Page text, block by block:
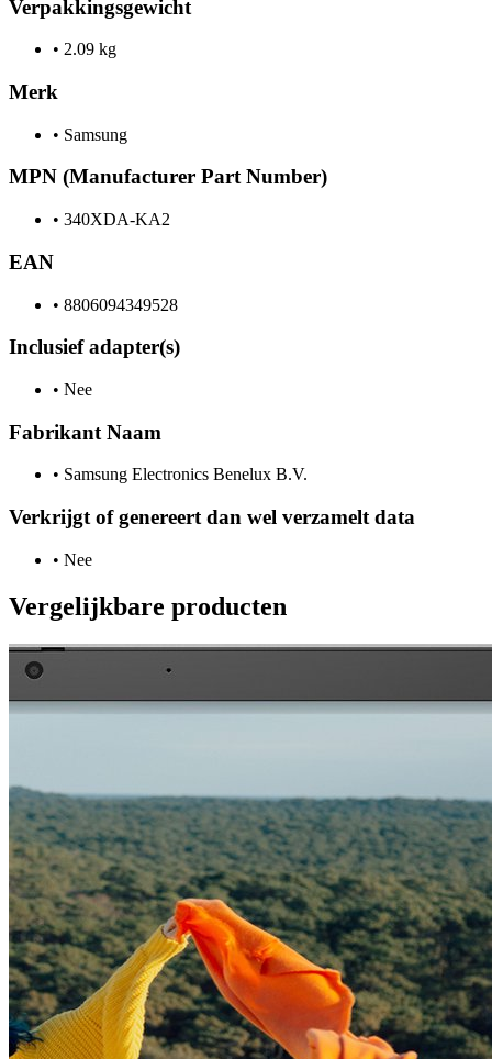
Verpakkingsgewicht
• 2.09 kg
Merk
• Samsung
MPN (Manufacturer Part Number)
• 340XDA-KA2
EAN
• 8806094349528
Inclusief adapter(s)
• Nee
Fabrikant Naam
• Samsung Electronics Benelux B.V.
Verkrijgt of genereert dan wel verzamelt data
• Nee
Vergelijkbare producten